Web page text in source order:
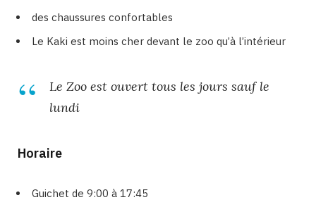
des chaussures confortables
Le Kaki est moins cher devant le zoo qu’à l’intérieur
Le Zoo est ouvert tous les jours sauf le
lundi
Horaire
Guichet de 9:00 à 17:45